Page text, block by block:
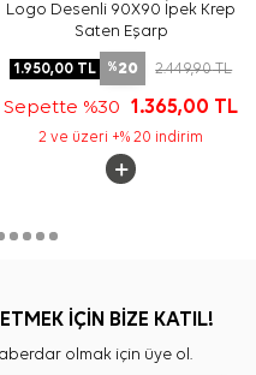
Logo Desenli 90X90 İpek Krep
Saten Eşarp
1.950,00 TL %20 2.449,90TL
Sepette %30 1.365,00 TL
2 ve üzeri +% 20 indirim
İÇİN BİZE KATIL!
olmak için üye ol.